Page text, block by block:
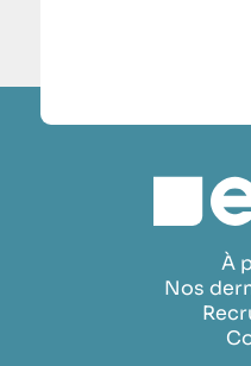
À
Nos